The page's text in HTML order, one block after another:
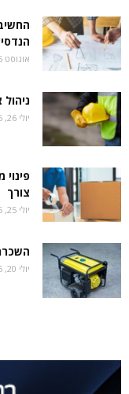
אוגוסט 5, 2026
יולי 26, 2026
צורך
יולי 25, 2026
יולי 20, 2026